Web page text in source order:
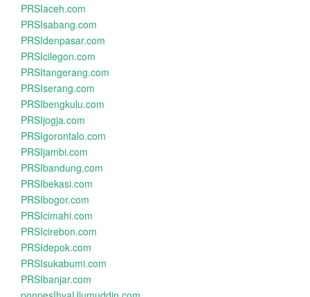
PRSIaceh.com
PRSIsabang.com
PRSIdenpasar.com
PRSIcilegon.com
PRSItangerang.com
PRSIserang.com
PRSIbengkulu.com
PRSIjogja.com
PRSIgorontalo.com
PRSIjambi.com
PRSIbandung.com
PRSIbekasi.com
PRSIbogor.com
PRSIcimahi.com
PRSIcirebon.com
PRSIdepok.com
PRSIsukabumi.com
PRSIbanjar.com